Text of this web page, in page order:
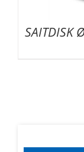
SAITDISK